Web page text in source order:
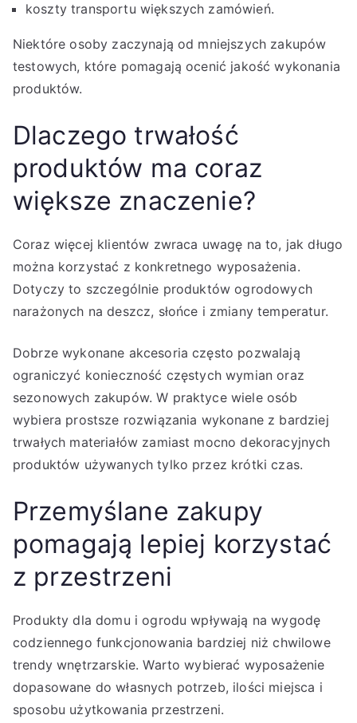
koszty transportu większych zamówień.
Niektóre osoby zaczynają od mniejszych zakupów
testowych, które pomagają ocenić jakość wykonania
produktów.
Dlaczego trwałość
produktów ma coraz
większe znaczenie?
Coraz więcej klientów zwraca uwagę na to, jak długo
można korzystać z konkretnego wyposażenia.
Dotyczy to szczególnie produktów ogrodowych
narażonych na deszcz, słońce i zmiany temperatur.
Dobrze wykonane akcesoria często pozwalają
ograniczyć konieczność częstych wymian oraz
sezonowych zakupów. W praktyce wiele osób
wybiera prostsze rozwiązania wykonane z bardziej
trwałych materiałów zamiast mocno dekoracyjnych
produktów używanych tylko przez krótki czas.
Przemyślane zakupy
pomagają lepiej korzystać
z przestrzeni
Produkty dla domu i ogrodu wpływają na wygodę
codziennego funkcjonowania bardziej niż chwilowe
trendy wnętrzarskie. Warto wybierać wyposażenie
dopasowane do własnych potrzeb, ilości miejsca i
sposobu użytkowania przestrzeni.